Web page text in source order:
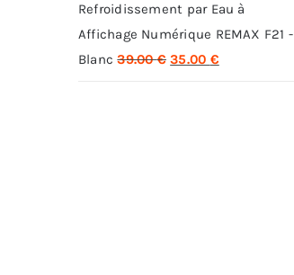
35.00 €.29.00 €.
Refroidissement par Eau à
Affichage Numérique REMAX F21 -
Blanc 39.00€ Le
35.00 €Le